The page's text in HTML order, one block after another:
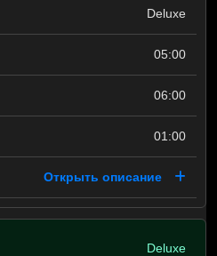
Deluxe
05:00
06:00
01:00
Открыть описание
Deluxe